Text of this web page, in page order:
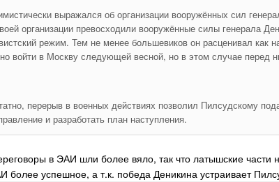
выражался об организации вооружённых сил
организации превосходили вооружённые силы генерала
режим. Тем не менее большевиков он расценивал
войти в Москву следующей весной, но в этом случае
перерыв в военных действиях позволил Пилсудскому
и разработать план наступления.
в ЭАИ шли более вяло, так что латышские
более успешное, а т.к. победа Деникина устраивает